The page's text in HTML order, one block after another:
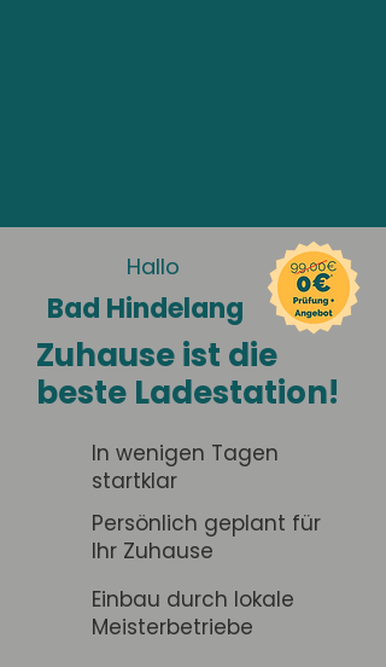
Hallo
Bad Hindelang
Zuhause ist die
beste Ladestation!
In wenigen Tagen
startklar
Persönlich geplant für
Ihr Zuhause
Einbau durch lokale
Meisterbetriebe